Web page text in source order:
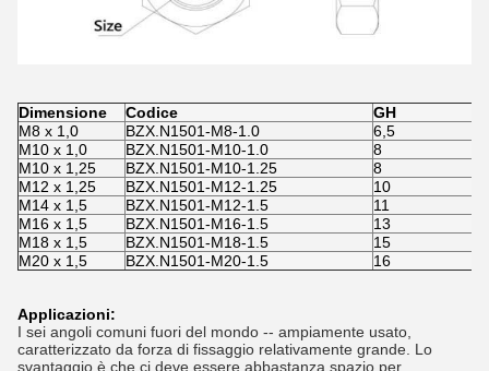
Dimensione Codice GH
M8 x 1,0
BZX.N1501-M8-1.0 6,5
M10 x 1,0
BZX.N1501-M10-1.0 8
M10 x 1,25
BZX.N1501-M10-1.25 8
M12 x 1,25
BZX.N1501-M12-1.25 10
M14 x 1,5
BZX.N1501-M12-1.5 11
M16 x 1,5
BZX.N1501-M16-1.5 13
M18 x 1,5
BZX.N1501-M18-1.5 15
M20 x 1,5
BZX.N1501-M20-1.5 16
Applicazioni:
I sei angoli comuni fuori del mondo -- ampiamente usato,
caratterizzato da forza di fissaggio relativamente grande. Lo
svantaggio è che ci deve essere abbastanza spazio per